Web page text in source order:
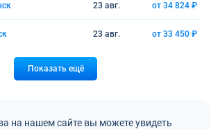
23 авг. от 34 824 ₽
23 авг. от 33 450 ₽
Показать ещё
на нашем сайте вы можете увидеть